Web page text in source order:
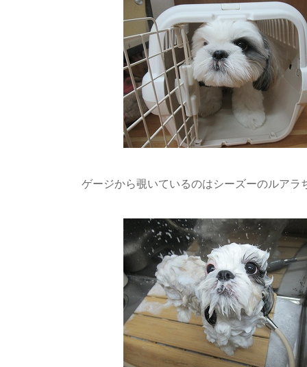
ゲージから覗いているのはシーズーのルアラ